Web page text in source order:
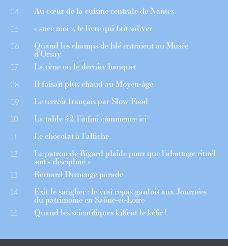
04 Au cœur de la cuisine centrale de Nantes
05 « suce moi », le livre qui fait saliver
06 Quand les champs de blé entraient au Musée
d’Orsay
07 La cène ou le dernier banquet
08 Il faisait plus chaud au Moyen-âge
09 Le terroir français par Slow Food
10 La table 42, l’infini commence ici
11 Le chocolat à l’affiche
12 Le patron de Bigard plaide pour que l’abattage rituel
soit « discipliné »
13 Bernard Demenge parade
14 Exit le sanglier : le vrai repas gaulois aux Journées
du patrimoine en Saône-et-Loire
15 Quand les scientifiques kiffent le kéfir !